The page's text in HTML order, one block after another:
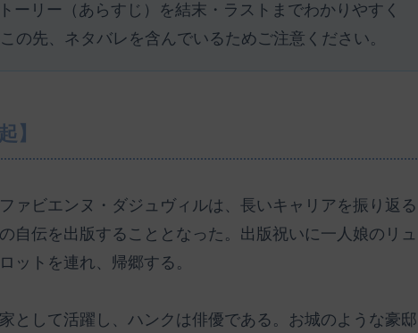
ーリー（あらすじ）を結末・ラストまでわかりやすく
の先、ネタバレを含んでいるためご注意ください。
】
ァビエンヌ・ダジュヴィルは、長いキャリアを振り返る
自伝を出版することとなった。出版祝いに一人娘のリュ
ットを連れ、帰郷する。
として活躍し、ハンクは俳優である。お城のような豪邸